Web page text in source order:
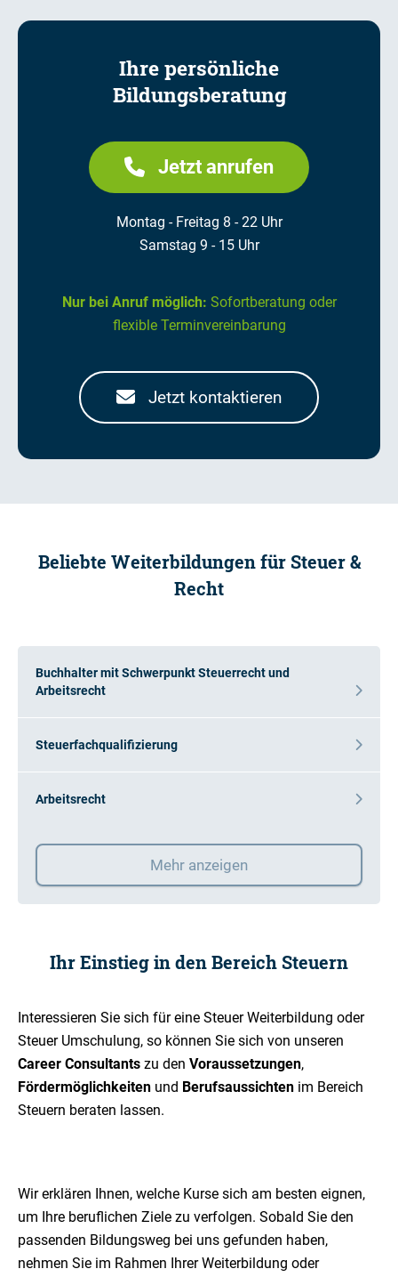
Ihre persönliche
Bildungsberatung
Jetzt anrufen
Montag - Freitag 8 - 22 Uhr
Samstag 9 - 15 Uhr
Nur bei Anruf möglich: Sofortberatung oder
flexible Terminvereinbarung
Jetzt kontaktieren
Beliebte Weiterbildungen für Steuer &
Recht
Buchhalter mit Schwerpunkt Steuerrecht und
Arbeitsrecht
Steuerfachqualifizierung
Arbeitsrecht
Mehr anzeigen
Ihr Einstieg in den Bereich Steuern
Interessieren Sie sich für eine Steuer Weiterbildung oder
Steuer Umschulung, so können Sie sich von unseren
Career Consultants zu den Voraussetzungen,
Fördermöglichkeiten und Berufsaussichten im Bereich
Steuern beraten lassen.
Wir erklären Ihnen, welche Kurse sich am besten eignen,
um Ihre beruflichen Ziele zu verfolgen. Sobald Sie den
passenden Bildungsweg bei uns gefunden haben,
nehmen Sie im Rahmen Ihrer Weiterbildung oder